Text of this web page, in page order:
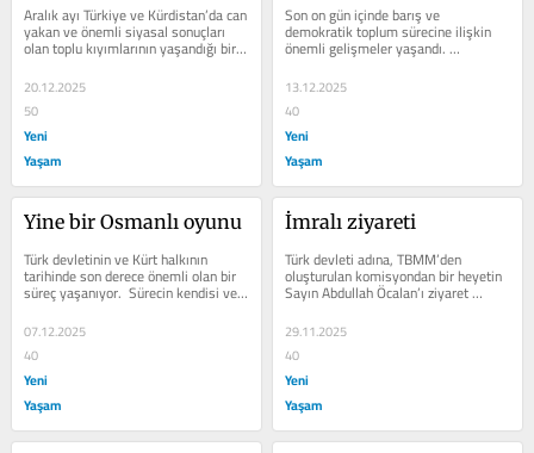
Aralık ayı Türkiye ve Kürdistan’da can
yakan ve önemli siyasal sonuçları
olan toplu kıyımlarının yaşandığı bir
aydır. Türk...
20.12.2025
50
Yeni
Yaşam
Son on gün içinde barış ve
demokratik toplum sürecine ilişkin
önemli gelişmeler yaşandı.
Yaşananların kendisi ve kısa sürede...
13.12.2025
40
Yeni
Yaşam
Yine bir Osmanlı oyunu
Türk devletinin ve Kürt halkının
tarihinde son derece önemli olan bir
süreç yaşanıyor.  Sürecin kendisi ve
geldiği nokta, her ne kadar...
07.12.2025
40
Yeni
Yaşam
İmralı ziyareti
Türk devleti adına, TBMM’den
oluşturulan komisyondan bir heyetin
Sayın Abdullah Öcalan’ı ziyaret
etmesi, geçen haftanın en önemli...
29.11.2025
40
Yeni
Yaşam